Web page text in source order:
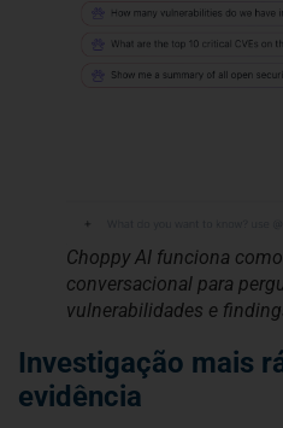
Choppy AI funciona
conversacional para
vulnerabilidades e
Investigação mais
evidência